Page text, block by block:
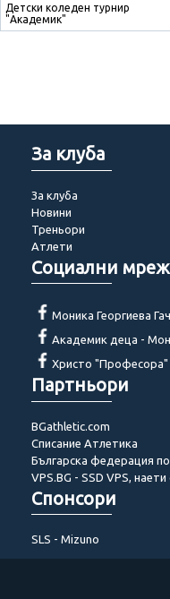
Детски коледен турнир
"Академик"
За клуба
За клуба
Новини
Треньори
Атлети
Социални
Моника Георгиева
Академик деца -
Христо "Професора"
Партньори
BGathletic.com
Списание Атлетика
Българска федерация
VPS.BG - SSD VPS,
Спонсори
SLS - Mizuno